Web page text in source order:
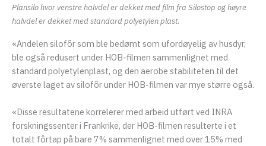
Plansilo hvor venstre halvdel er dekket med film fra Silostop og høyre
halvdel er dekket med standard polyetylen plast.
«Andelen silofôr som ble bedømt som ufordøyelig av husdyr,
ble også redusert under HOB-filmen sammenlignet med
standard polyetylenplast, og den aerobe stabiliteten til det
øverste laget av silofôr under HOB-filmen var mye større også.
«Disse resultatene korrelerer med arbeid utført ved INRA
forskningssenter i Frankrike, der HOB-filmen resulterte i et
totalt fôrtap på bare 7% sammenlignet med over 15% med